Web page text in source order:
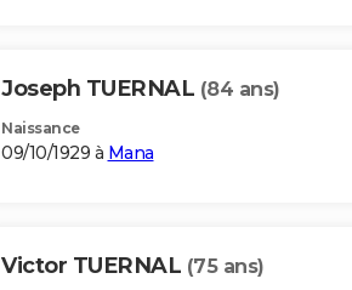
Joseph TUERNAL (84 ans)
Naissance
09/10/1929 à Mana
Victor TUERNAL (75 ans)